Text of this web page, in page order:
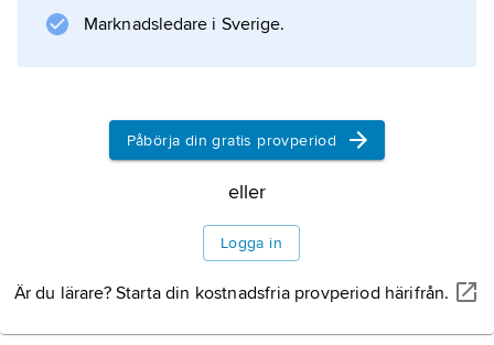
information.
Information om artikeln
Marknadsledare i Sverige.
Påbörja din gratis provperiod
eller
Logga in
Är du lärare? Starta din kostnadsfria provperiod härifrån.